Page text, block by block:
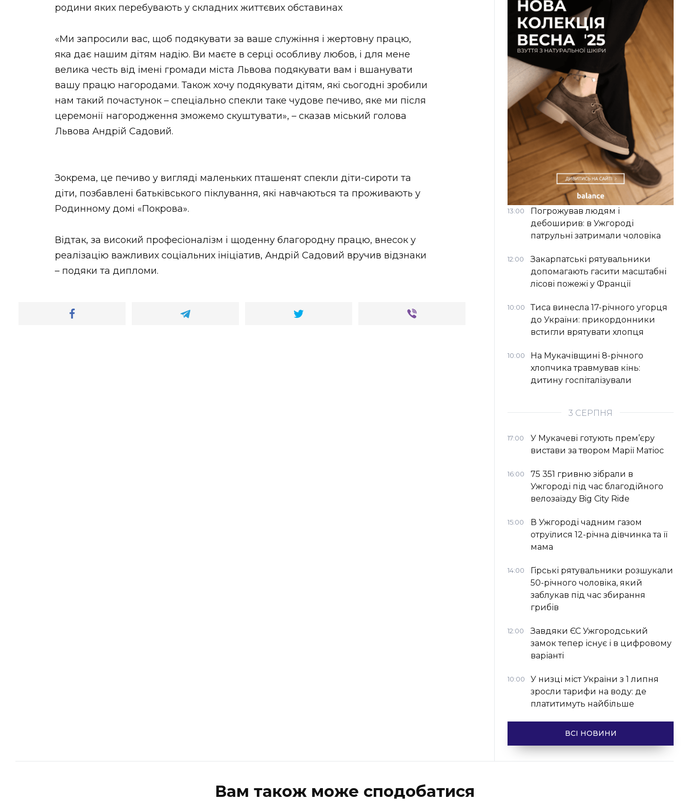
родини яких перебувають у складних життєвих обставинах
«Ми запросили вас, щоб подякувати за ваше служіння і жертовну працю,
яка дає нашим дітям надію. Ви маєте в серці особливу любов, і для мене
велика честь від імені громади міста Львова подякувати вам і вшанувати
вашу працю нагородами. Також хочу подякувати дітям, які сьогодні зробили
нам такий почастунок – спеціально спекли таке чудове печиво, яке ми після
церемонії нагородження зможемо скуштувати», – сказав міський голова
Львова Андрій Садовий.
Зокрема, це печиво у вигляді маленьких пташенят спекли діти-сироти та
діти, позбавлені батьківського піклування, які навчаються та проживають у
Родинному домі «Покрова».
Відтак, за високий професіоналізм і щоденну благородну працю, внесок у
реалізацію важливих соціальних ініціатив, Андрій Садовий вручив відзнаки
– подяки та дипломи.
13:00
Погрожував людям і
дебоширив: в Ужгороді
патрульні затримали чоловіка
12:00
Закарпатські рятувальники
допомагають гасити масштабні
лісові пожежі у Франції
10:00
Тиса винесла 17-річного угорця
до України: прикордонники
встигли врятувати хлопця
10:00
На Мукачівщині 8-річного
хлопчика травмував кінь:
дитину госпіталізували
3 СЕРПНЯ
17:00
У Мукачеві готують прем’єру
вистави за твором Марії Матіос
16:00
75 351 гривню зібрали в
Ужгороді під час благодійного
велозаїзду Big Сity Ride
15:00
В Ужгороді чадним газом
отруїлися 12-річна дівчинка та її
мама
14:00
Гірські рятувальники розшукали
50-річного чоловіка, який
заблукав під час збирання
грибів
12:00
Завдяки ЄС Ужгородський
замок тепер існує і в цифровому
варіанті
10:00
У низці міст України з 1 липня
зросли тарифи на воду: де
платитимуть найбільше
ВСІ НОВИНИ
Вам також може сподобатися